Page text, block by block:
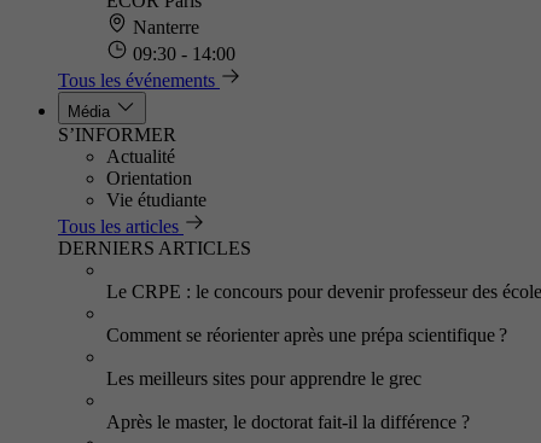
Nanterre
09:30 - 14:00
Tous les événements
Média
S’INFORMER
Actualité
Orientation
Vie étudiante
Tous les articles
DERNIERS ARTICLES
Le CRPE : le concours pour devenir professeur des
Comment se réorienter après une prépa scientifique ?
Les meilleurs sites pour apprendre le grec
Après le master, le doctorat fait-il la différence ?